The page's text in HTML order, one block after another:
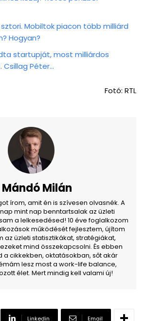
Mobiltok piacon több milliárd
Hogyan?
startupját, most milliárdos
Péter…
Fotó: RTL
Mándó Milán
írom, amit én is szívesen olvasnék. A
mint nap benntartsalak az üzleti
a lelkesedésed! 10 éve foglalkozom
működését fejlesztem, újítom
az üzleti statisztikákat, stratégiákat,
mind összekapcsolni. És ebben
a cikkekben, oktatásokban, sőt akár
lesz most a work-life balance,
élet. Mert mindig kell valami új!
Linkedin Email